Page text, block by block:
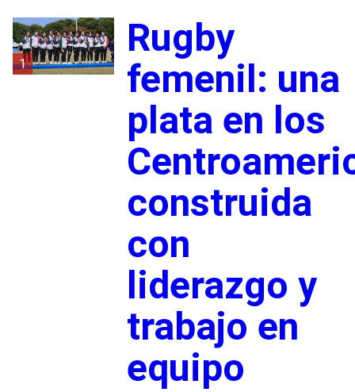
1
Rugby
femenil: una
plata en los
construida
con
liderazgo y
trabajo en
equipo